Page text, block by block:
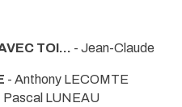
TOI... - Jean-Claude
- Anthony LECOMTE
Pascal LUNEAU